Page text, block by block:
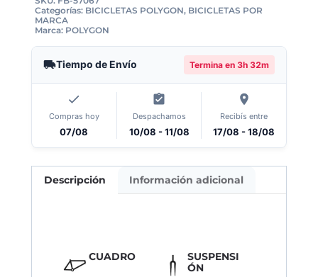
Categorías: BICICLETAS POLYGON, BICICLETAS POR
MARCA
Marca: POLYGON
Tiempo de Envío Termina en 3h 32m
Compras hoy
07/08
Despachamos
10/08 - 11/08
Recibís entre
17/08 - 18/08
Descripción Información adicional
CUADRO
SUSPENSI
ÓN